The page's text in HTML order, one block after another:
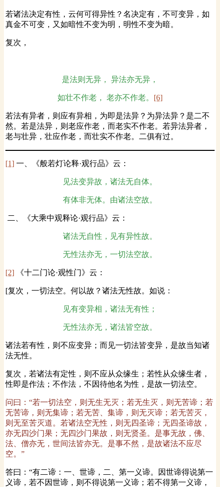
若诸法决定有性，云何可得异性？名决定有，不可变异，如
真金不可变，又如暗性不变为明，明性不变为暗。
复次，
是法则无异， 异法亦无异，
如壮不作老， 老亦不作老。 [6]
若法有异者，则应有异相，为即是法异？为异法异？是二不
然。若是法异，则老应作老，而老实不作老。若异法异者，
老与壮异，壮应作老，而壮实不作老。二俱有过。
[1] 一、《般若灯论释·观行品》云：
见法变异故，诸法无自体。
有体非无体。由诸法空故。
二、《大乘中观释论·观行品》云：
诸法无自性，见有异性故。
无性法亦无，一切法空故。
[2] 《十二门论·观性门》云：
[复次，一切法空。何以故？诸法无性故。如说：
见有变异相，诸法无有性；
无性法亦无，诸法皆空故。
诸法若有性，则不应变异；而见一切法皆变异，是故当知诸
法无性。
复次，若诸法有定性，则不应从众缘生；若性从众缘生者，
性即是作法；不作法，不因待他名为性，是故一切法空。
问曰：“若一切法空，则无生无灭；若无生灭，则无苦谛；若
无苦谛，则无集谛；若无苦、集谛，则无灭谛；若无苦灭，
则无至苦灭道。若诸法空无性，则无四圣谛；无四圣谛故，
亦无四沙门果；无四沙门果故，则无贤圣。是事无故，佛、
法、僧亦无，世间法皆亦无。是事不然，是故诸法不应尽
空。”
答曰：“有二谛：一、世谛，二、第一义谛。因世谛得说第一
义谛，若不因世谛，则不得说第一义谛；若不得第一义谛，